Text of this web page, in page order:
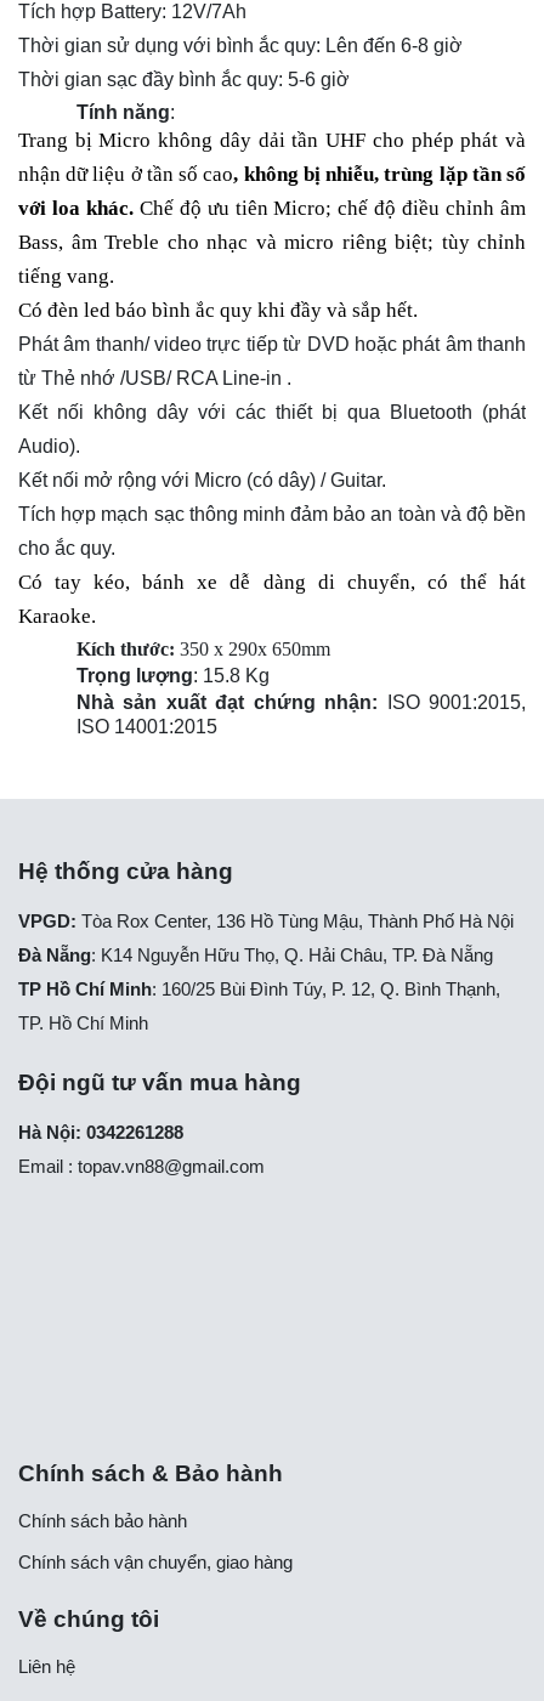
Tích hợp Battery: 12V/7Ah
Thời gian sử dụng với bình ắc quy: Lên đến 6-8 giờ
Thời gian sạc đầy bình ắc quy: 5-6 giờ
Tính năng:
Trang bị Micro không dây dải tần UHF cho phép phát và
nhận dữ liệu ở tần số cao, không bị nhiễu, trùng lặp tần số
với loa khác. Chế độ ưu tiên Micro; chế độ điều chỉnh âm
Bass, âm Treble cho nhạc và micro riêng biệt; tùy chỉnh
tiếng vang.
Có đèn led báo bình ắc quy khi đầy và sắp hết.
Phát âm thanh/ video trực tiếp từ DVD hoặc phát âm thanh
từ Thẻ nhớ /USB/ RCA Line-in .
Kết nối không dây với các thiết bị qua Bluetooth (phát
Audio).
Kết nối mở rộng với Micro (có dây) / Guitar.
Tích hợp mạch sạc thông minh đảm bảo an toàn và độ bền
cho ắc quy.
Có tay kéo, bánh xe dễ dàng di chuyển, có thể hát
Karaoke.
Kích thước: 350 x 290x 650mm
Trọng lượng: 15.8 Kg
Nhà sản xuất đạt chứng nhận: ISO 9001:2015,
ISO 14001:2015
Hệ thống cửa hàng
VPGD: Tòa Rox Center, 136 Hồ Tùng Mậu, Thành Phố Hà Nội
Đà Nẵng: K14 Nguyễn Hữu Thọ, Q. Hải Châu, TP. Đà Nẵng
TP Hồ Chí Minh: 160/25 Bùi Đình Túy, P. 12, Q. Bình Thạnh,
TP. Hồ Chí Minh
Đội ngũ tư vấn mua hàng
Hà Nội: 0342261288
Email : topav.vn88@gmail.com
Chính sách & Bảo hành
Chính sách bảo hành
Chính sách vận chuyển, giao hàng
Về chúng tôi
Liên hệ